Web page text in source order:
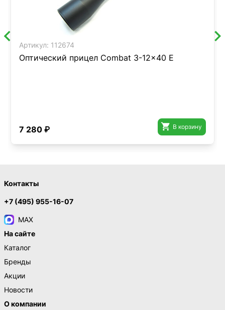
Артикул: 112674
Оптический прицел Combat 3-12x40 E
7 280 ₽  В корзину
Контакты
+7 (495) 955-16-07
MAX
На сайте
Каталог
Бренды
Акции
Новости
О компании